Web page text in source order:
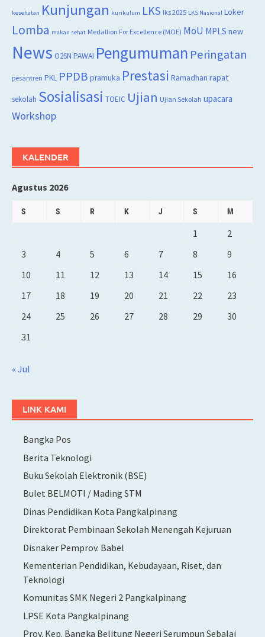
kesehatan Kunjungan kurikulum LKS lks 2025 LKS Nasional Loker
Lomba makan sehat Medallion For Excellence (MOE) MoU MPLS new
News O2SN PAWAI Pengumuman Peringatan
pesantren PKL PPDB pramuka Prestasi Ramadhan rapat
sekolah Sosialisasi TOEIC Ujian Ujian Sekolah upacara
Workshop
KALENDER
Agustus 2026
S S R K J S M
1
2
3
4 5 6 7 8
9
10
11 12 13 14 15
16
17
18 19 20 21 22
23
24
25 26 27 28 29
30
31
« Jul
LINK KAMI
Bangka Pos
Berita Teknologi
Buku Sekolah Elektronik (BSE)
Bulet BELMOTI / Mading STM
Dinas Pendidikan Kota Pangkalpinang
Direktorat Pembinaan Sekolah Menengah Kejuruan
Disnaker Pemprov. Babel
Kementerian Pendidikan, Kebudayaan, Riset, dan
Teknologi
Komunitas SMK Negeri 2 Pangkalpinang
LPSE Kota Pangkalpinang
Prov. Kep. Bangka Belitung Negeri Serumpun Sebalai